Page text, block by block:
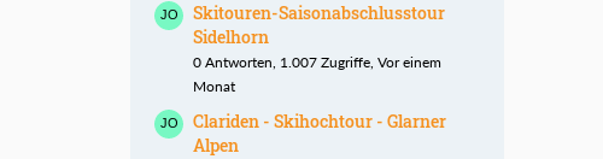
Skitouren-Saisonabschlusstour
Sidelhorn
0 Antworten, 1.007 Zugriffe, Vor einem
Monat
Clariden - Skihochtour - Glarner
Alpen